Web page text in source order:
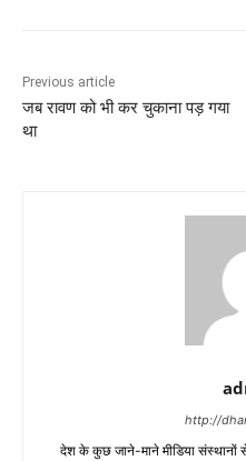
Previous article
जब रावण को भी कर चुकाना पड़ गया
था
http://
देश के कुछ जाने-माने मीडिया संस्थानों